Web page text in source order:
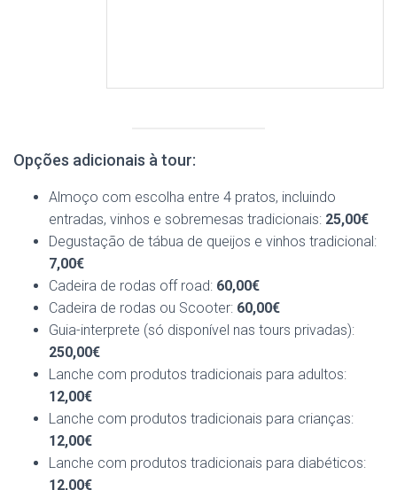
Opções adicionais à tour:
Almoço com escolha entre 4 pratos, incluindo
entradas, vinhos e sobremesas tradicionais: 25,00€
Degustação de tábua de queijos e vinhos tradicional:
7,00€
Cadeira de rodas off road: 60,00€
Cadeira de rodas ou Scooter: 60,00€
Guia-interprete (só disponível nas tours privadas):
250,00€
Lanche com produtos tradicionais para adultos:
12,00€
Lanche com produtos tradicionais para crianças:
12,00€
Lanche com produtos tradicionais para diabéticos:
12,00€